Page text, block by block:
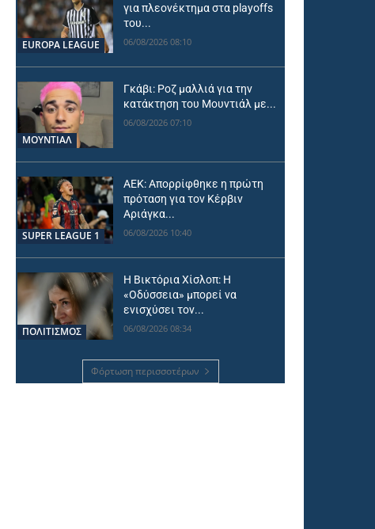
EUROPA LEAGUE
για πλεονέκτημα στα playoffs
του...
06/08/2026 08:10
ΜΟΥΝΤΙΆΛ
Γκάβι: Ροζ μαλλιά για την
κατάκτηση του Μουντιάλ με...
06/08/2026 07:10
SUPER LEAGUE 1
ΑΕΚ: Απορρίφθηκε η πρώτη
πρόταση για τον Κέρβιν
Αριάγκα...
06/08/2026 10:40
ΠΟΛΙΤΙΣΜΟΣ
Η Βικτόρια Χίσλοπ: Η
«Οδύσσεια» μπορεί να
ενισχύσει τον...
06/08/2026 08:34
Φόρτωση περισσοτέρων